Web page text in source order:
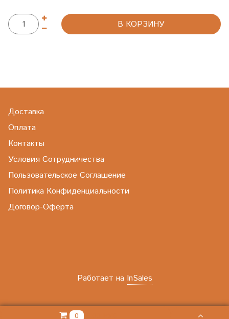
В КОРЗИНУ
Доставка
Оплата
Контакты
Условия Сотрудничества
Пользовательское Соглашение
Политика Конфиденциальности
Договор-Оферта
Работает на InSales
0